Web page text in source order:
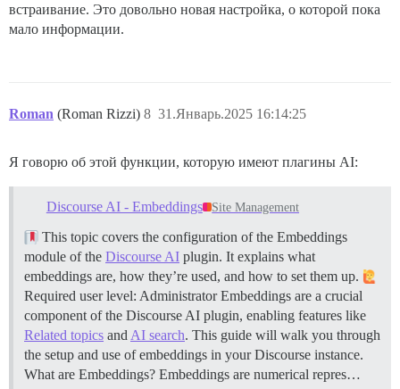
встраивание. Это довольно новая настройка, о которой пока
мало информации.
Roman (Roman Rizzi) 31.Январь.2025 16:14:25
8
Я говорю об этой функции, которую имеют плагины AI:
Discourse AI - Embeddings Site Management
This topic covers the configuration of the Embeddings
module of the Discourse AI plugin. It explains what
embeddings are, how they’re used, and how to set them up.
Required user level: Administrator Embeddings are a crucial
component of the Discourse AI plugin, enabling features like
Related topics and AI search. This guide will walk you through
the setup and use of embeddings in your Discourse instance.
What are Embeddings? Embeddings are numerical repres…